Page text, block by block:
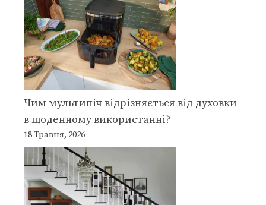
Чим мультипіч відрізняється від духовки
в щоденному використанні?
18 Травня, 2026